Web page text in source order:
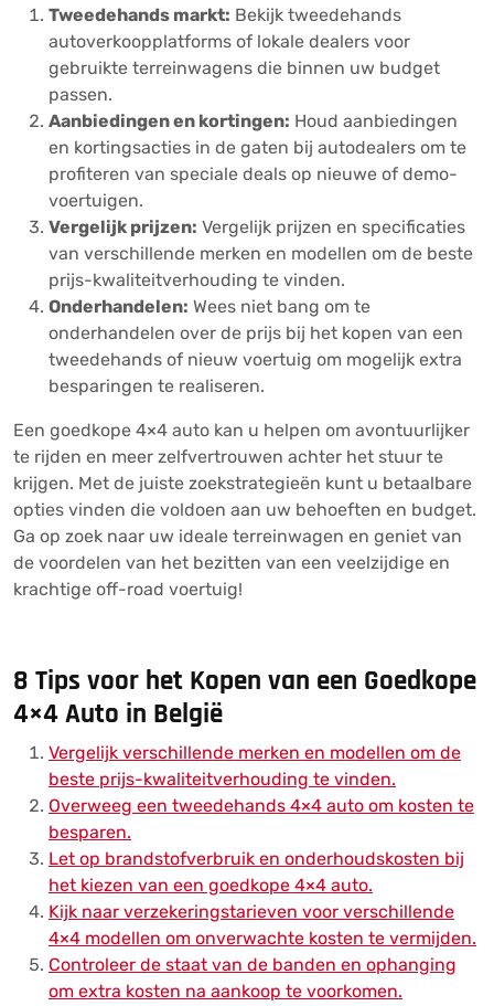
Tweedehands markt: Bekijk tweedehands
autoverkoopplatforms of lokale dealers voor
gebruikte terreinwagens die binnen uw budget
passen.
Aanbiedingen en kortingen: Houd aanbiedingen
en kortingsacties in de gaten bij autodealers om te
profiteren van speciale deals op nieuwe of demo-
voertuigen.
Vergelijk prijzen: Vergelijk prijzen en specificaties
van verschillende merken en modellen om de beste
prijs-kwaliteitverhouding te vinden.
Onderhandelen: Wees niet bang om te
onderhandelen over de prijs bij het kopen van een
tweedehands of nieuw voertuig om mogelijk extra
besparingen te realiseren.
Een goedkope 4×4 auto kan u helpen om avontuurlijker
te rijden en meer zelfvertrouwen achter het stuur te
krijgen. Met de juiste zoekstrategieën kunt u betaalbare
opties vinden die voldoen aan uw behoeften en budget.
Ga op zoek naar uw ideale terreinwagen en geniet van
de voordelen van het bezitten van een veelzijdige en
krachtige off-road voertuig!
8 Tips voor het Kopen van een Goedkope
4×4 Auto in België
Vergelijk verschillende merken en modellen om de
beste prijs-kwaliteitverhouding te vinden.
Overweeg een tweedehands 4×4 auto om kosten te
besparen.
Let op brandstofverbruik en onderhoudskosten bij
het kiezen van een goedkope 4×4 auto.
Kijk naar verzekeringstarieven voor verschillende
4×4 modellen om onverwachte kosten te vermijden.
Controleer de staat van de banden en ophanging
om extra kosten na aankoop te voorkomen.